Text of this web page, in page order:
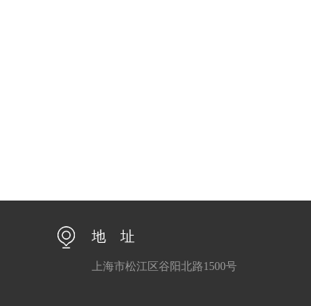
地 址
上海市松江区谷阳北路1500号